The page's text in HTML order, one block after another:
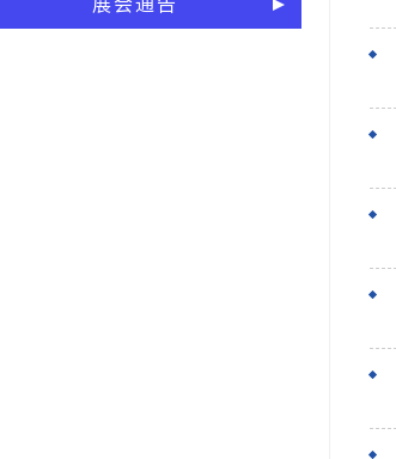
展会通告